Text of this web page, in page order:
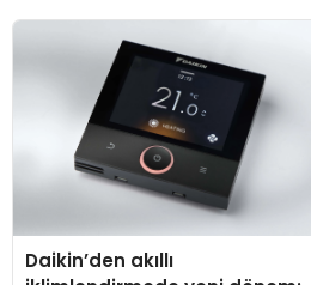
Daikin’den akıllı